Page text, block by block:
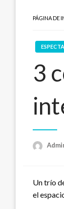
PÁGINA DE
3
Un trío
el